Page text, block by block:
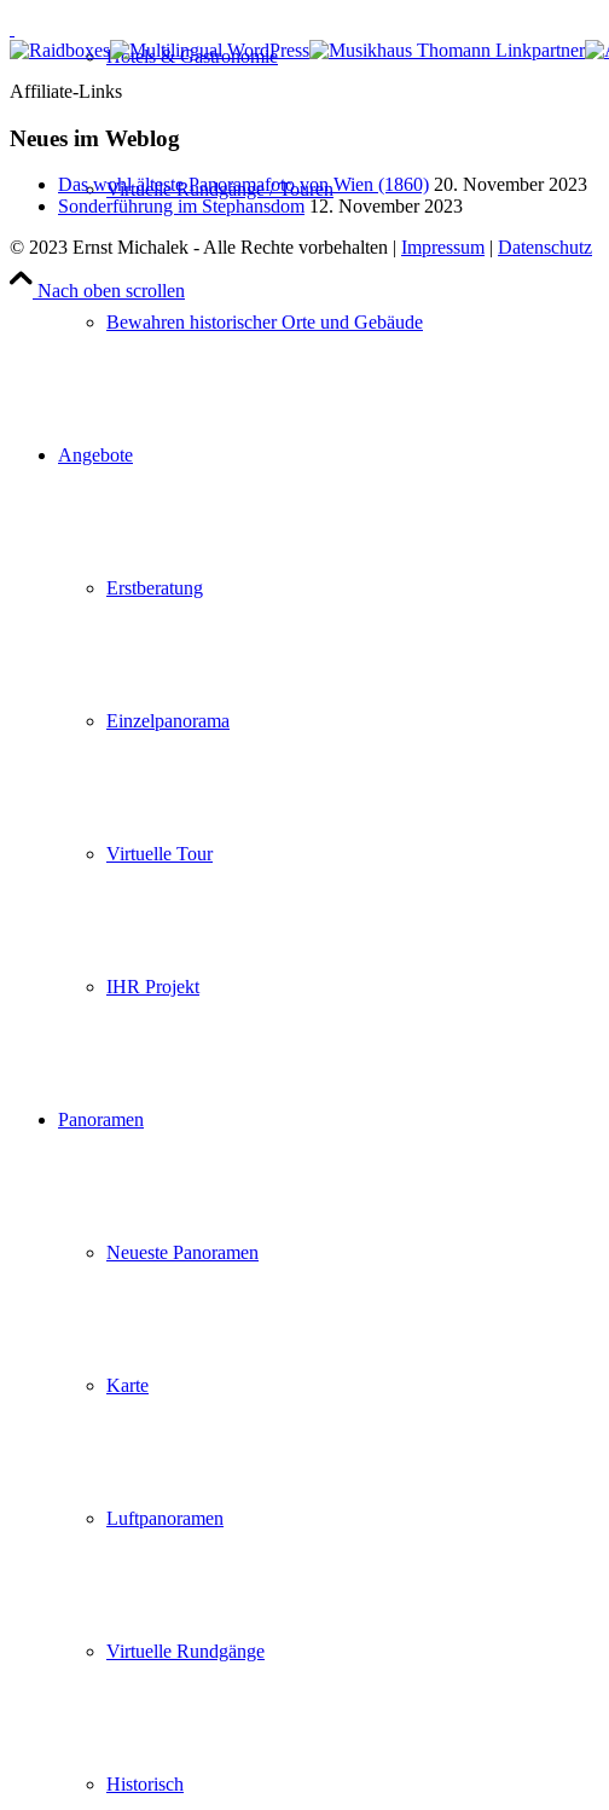
Hotels & Gastronomie
Virtuelle Rundgänge / Touren
Bewahren historischer Orte und Gebäude
Angebote
Erstberatung
Einzelpanorama
Virtuelle Tour
IHR Projekt
Panoramen
Neueste Panoramen
Karte
Luftpanoramen
Virtuelle Rundgänge
Historisch
Affiliate-Links
Neues im Weblog
Das wohl älteste Panoramafoto von Wien (1860) 20. November 2023
Sonderführung im Stephansdom 12. November 2023
© 2023 Ernst Michalek - Alle Rechte vorbehalten | Impressum Datenschutz
Nach oben scrollen